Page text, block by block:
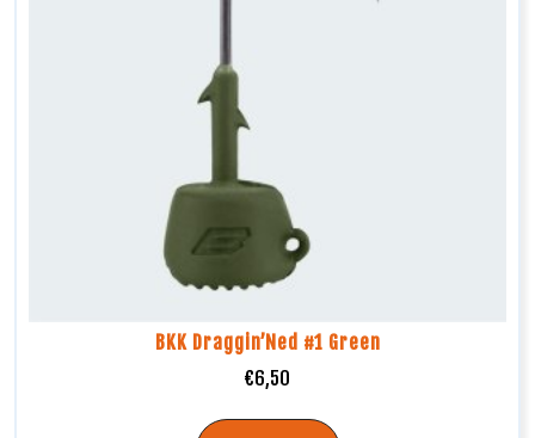
BKK Draggin’Ned #1 Green
€6,50